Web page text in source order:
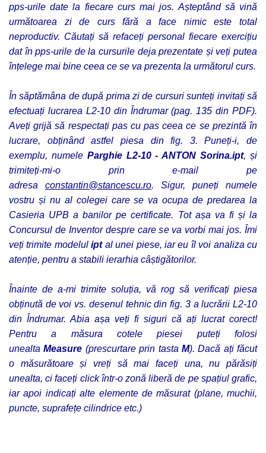
pps-urile date la fiecare curs mai jos. Așteptând să vină
următoarea zi de curs fără a face nimic este total
neproductiv. Căutați să refaceți personal fiecare exercițiu
dat în pps-urile de la cursurile deja prezentate și veți putea
înțelege mai bine ceea ce se va prezenta la următorul curs.
În săptămâna de după prima zi de cursuri sunteți invitați să
efectuați lucrarea L2-10 din Îndrumar (pag. 135 din PDF).
Aveți grijă să respectați pas cu pas ceea ce se prezintă în
lucrare, obținând astfel piesa din fig. 3. Puneți-i, de
exemplu, numele Parghie L2-10 - ANTON Sorina.ipt, și
trimiteți-mi-o prin e-mail pe
adresa
constantin@stancescu.ro. Sigur, puneți numele
vostru și nu al colegei care se va ocupa de predarea la
Casieria UPB a banilor pe certificate. Tot așa va fi și la
Concursul de Inventor despre care se va vorbi mai jos. Îmi
veți trimite modelul ipt al unei piese, iar eu îl voi analiza cu
atenție, pentru a stabili ierarhia câștigătorilor.
Înainte de a-mi trimite soluția, vă rog să verificați piesa
obținută de voi vs. desenul tehnic din fig. 3 a lucrării L2-10
din Îndrumar. Abia așa veți fi siguri că ați lucrat corect!
Pentru a măsura cotele piesei puteți folosi
unealta Measure (prescurtare prin tasta M). Dacă ați făcut
o măsurătoare și vreți să mai faceți una, nu părăsiți
unealta, ci faceți click într-o zonă liberă de pe spațiul grafic,
iar apoi indicați alte elemente de măsurat (plane, muchii,
puncte, suprafețe cilindrice etc.)